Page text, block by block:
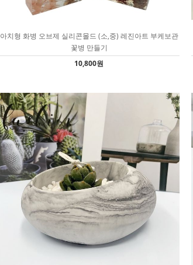
아치형 화병 오브제 실리콘몰드 (소,중) 레진아트 부케보관
꽃병 만들기
10,800원